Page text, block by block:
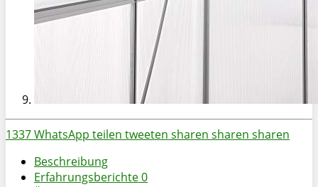
1337WhatsApp teilen tweeten sharen sharen sharen
Beschreibung
Erfahrungsberichte0